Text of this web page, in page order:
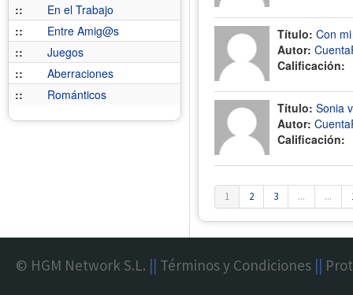
::
En el Trabajo
::
Entre Amig@s
::
Juegos
::
Aberraciones
::
Románticos
Título: Con
Autor:
Calificación:
Título: Sonia
Autor:
Calificación:
1 2 3 ... ...
© HGM Network S.L. || Términos y Condiciones ||